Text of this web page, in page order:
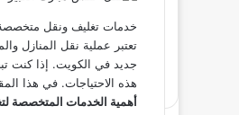
خدمات تغليف ونقل
تعتبر عملية نقل المنازل
جديد في الكويت. إذا كنت
هذه الاحتياجات. في هذا
أهمية الخدمات المتخصصة